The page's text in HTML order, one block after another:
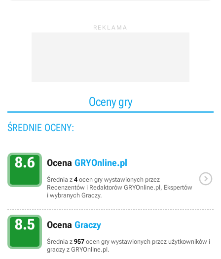
Oceny gry
ŚREDNIE OCENY:
8.6 Ocena GRYOnline.pl
Średnia z 4 ocen gry wystawionych przez
Recenzentów i Redaktorów GRYOnline.pl, Ekspertów
i wybranych Graczy.

8.5 Ocena Graczy
Średnia z 957 ocen gry wystawionych przez użytkowników i
graczy z GRYOnline.pl.